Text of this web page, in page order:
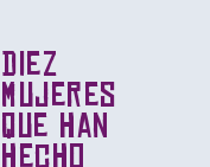
Diez
mujeres
que han
hecho